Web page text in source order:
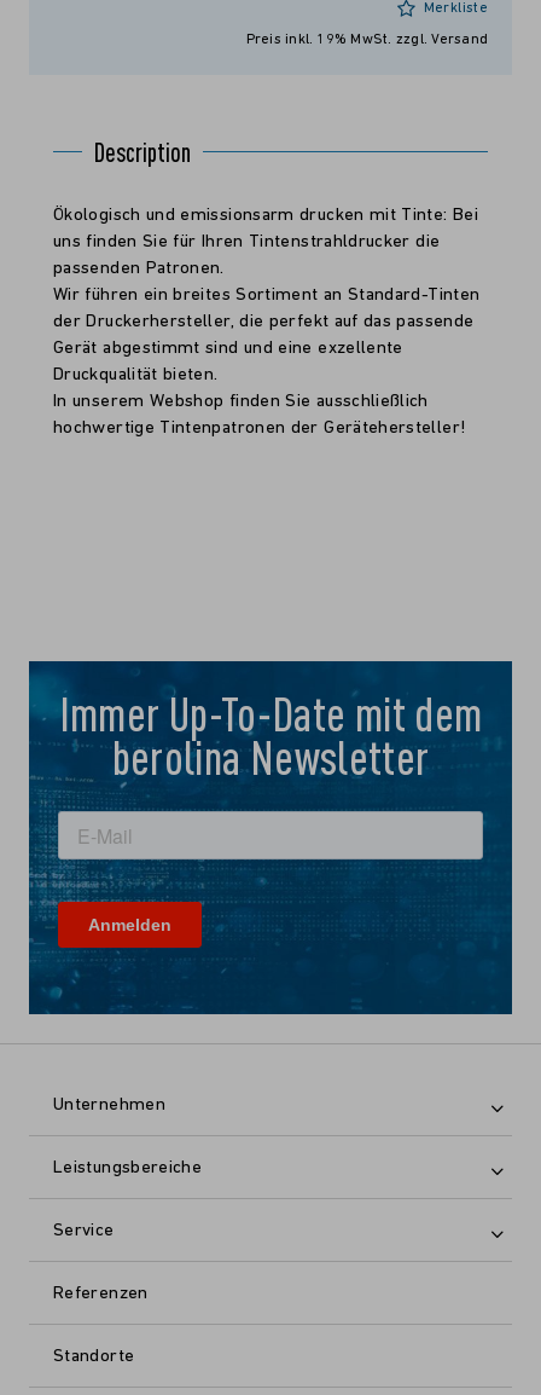
Merkliste
Preis inkl. 19% MwSt. zzgl. Versand
Description
Ökologisch und emissionsarm drucken mit Tinte: Bei
uns finden Sie für Ihren Tintenstrahldrucker die
passenden Patronen.
Wir führen ein breites Sortiment an Standard-Tinten
der Druckerhersteller, die perfekt auf das passende
Gerät abgestimmt sind und eine exzellente
Druckqualität bieten.
In unserem Webshop finden Sie ausschließlich
hochwertige Tintenpatronen der Gerätehersteller!
Immer Up-To-Date mit dem
berolina Newsletter
Unternehmen
Leistungsbereiche
Service
Referenzen
Standorte